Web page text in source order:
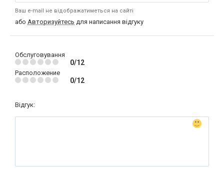
Ваш e-mail не відображатиметься на сайті
або Авторизуйтесь для написання відгуку
Обслуговування
0/12
Расположение
0/12
Відгук: